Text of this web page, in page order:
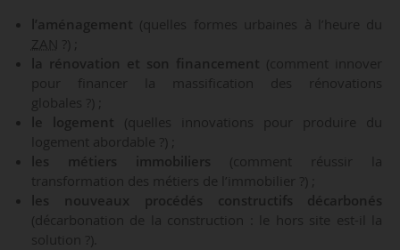
l’aménagement (quelles formes urbaines à l’heure du
ZAN
la rénovation et son financement (comment innover
pour financer la massification des rénovations
globales ?) ;
le logement (quelles innovations pour produire du
logement abordable ?) ;
les métiers immobiliers (comment réussir la
transformation des métiers de l’immobilier ?) ;
les nouveaux procédés constructifs décarbonés
(décarbonation de la construction : le hors site est-il la
solution ?).